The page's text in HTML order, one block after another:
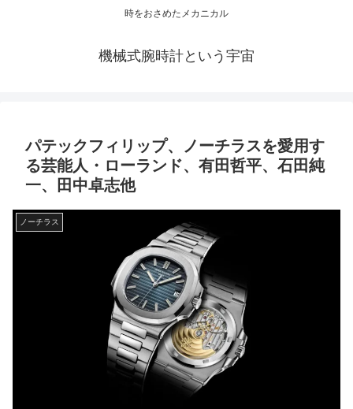
時をおさめたメカニカル
機械式腕時計という宇宙
パテックフィリップ、ノーチラスを愛用す
る芸能人・ローランド、有田哲平、石田純
一、田中卓志他
ノーチラス